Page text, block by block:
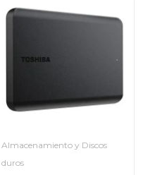
Almacenamiento y Discos
duros